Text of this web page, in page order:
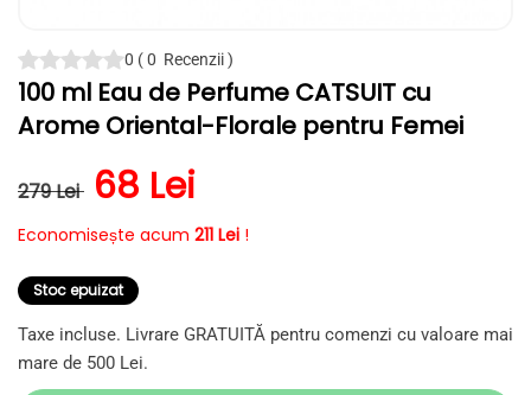
conținutul
media
1
o
0 (0 Recenzii)
100 ml Eau de Perfume CATSUIT cu
Arome Oriental-Florale pentru Femei
Preț obișnuit
279 Lei Preț redus
68 Lei
Economisește acum 211 Lei !
Stoc epuizat
Taxe incluse. Livrare GRATUITĂ pentru comenzi cu valoare mai
mare de 500 Lei.